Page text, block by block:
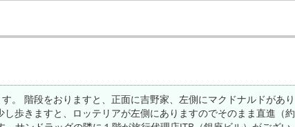
。 階段をおりますと、正面に吉野家、左側にマクドナルドがあり
歩きますと、ロッテリアが左側にありますのでそのまま直進（約